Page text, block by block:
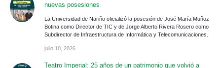
nuevas posesiones
La Universidad de Nariño oficializó la posesión de José María Muñoz
Botina como Director de TIC y de Jorge Alberto Rivera Rosero como
Subdirector de Infraestructura de Informática y Telecomunicaciones.
julio 10, 2026
Teatro Imperial: 25 años de un patrimonio que volvió a